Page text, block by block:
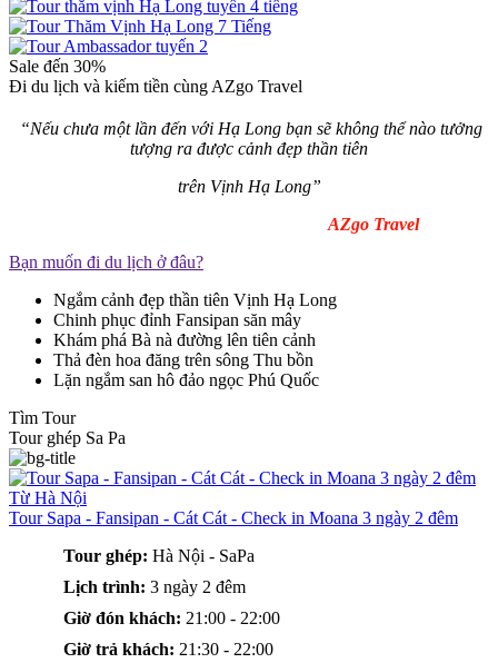
Sale đến 30%
Đi du lịch và kiếm tiền cùng AZgo Travel
“Nếu chưa một lần đến với Hạ Long bạn sẽ không thể nào tưởng
tượng ra được cảnh đẹp thần tiên
trên Vịnh Hạ Long”
AZgo Travel
Bạn muốn đi du lịch ở đâu?
Ngắm cảnh đẹp thần tiên Vịnh Hạ Long
Chinh phục đỉnh Fansipan săn mây
Khám phá Bà nà đường lên tiên cảnh
Thả đèn hoa đăng trên sông Thu bồn
Lặn ngắm san hô đảo ngọc Phú Quốc
Tìm Tour
Tour ghép Sa Pa
Từ Hà Nội
Tour Sapa - Fansipan - Cát Cát - Check in Moana 3 ngày 2 đêm
Tour ghép: Hà Nội - SaPa
Lịch trình: 3 ngày 2 đêm
Giờ đón khách: 21:00 - 22:00
Giờ trả khách: 21:30 - 22:00